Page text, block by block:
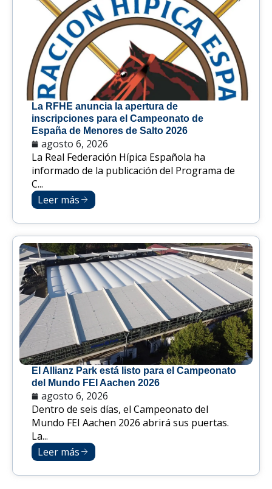
La RFHE anuncia la apertura de
inscripciones para el Campeonato de
España de Menores de Salto 2026
agosto 6, 2026
La Real Federación Hípica Española ha
informado de la publicación del Programa de
C...
Leer más
El Allianz Park está listo para el Campeonato
del Mundo FEI Aachen 2026
agosto 6, 2026
Dentro de seis días, el Campeonato del
Mundo FEI Aachen 2026 abrirá sus puertas.
La...
Leer más